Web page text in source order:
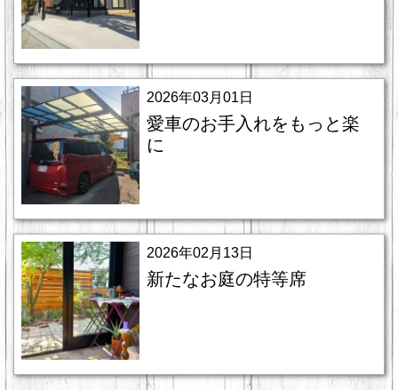
2026年03月01日
愛車のお手入れをもっと楽
に
2026年02月13日
新たなお庭の特等席